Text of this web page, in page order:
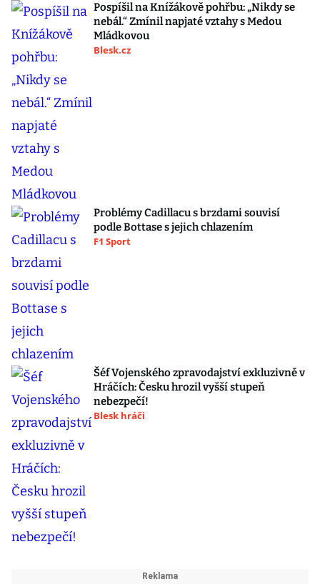
Pospíšil na Knížákově pohřbu: „Nikdy se
nebál.“ Zmínil napjaté vztahy s Medou
Mládkovou
Blesk.cz
Problémy Cadillacu s brzdami souvisí
podle Bottase s jejich chlazením
F1 Sport
Šéf Vojenského zpravodajství exkluzivně v
Hráčích: Česku hrozil vyšší stupeň
nebezpečí!
Blesk hráči